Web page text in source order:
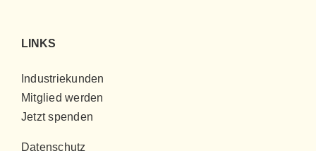
LINKS
Industriekunden
Mitglied werden
Jetzt spenden
Datenschutz